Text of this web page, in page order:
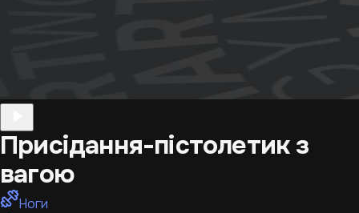
Присідання-пістолетик з
вагою
Ноги